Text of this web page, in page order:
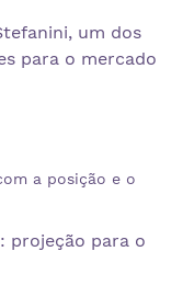
um dos
para o mercado
a posição e o
projeção para o